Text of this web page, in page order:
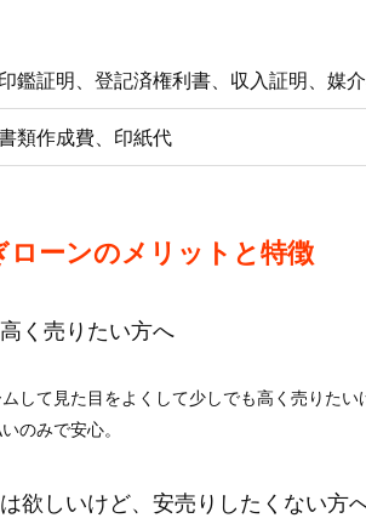
印鑑証明、登記済権利書、収入証明、媒
類作成費、印紙代
ローンのメリットと特徴
く売りたい方へ
して見た目をよくして少しでも高く売りた
のみで安心。
欲しいけど、安売りしたくない方